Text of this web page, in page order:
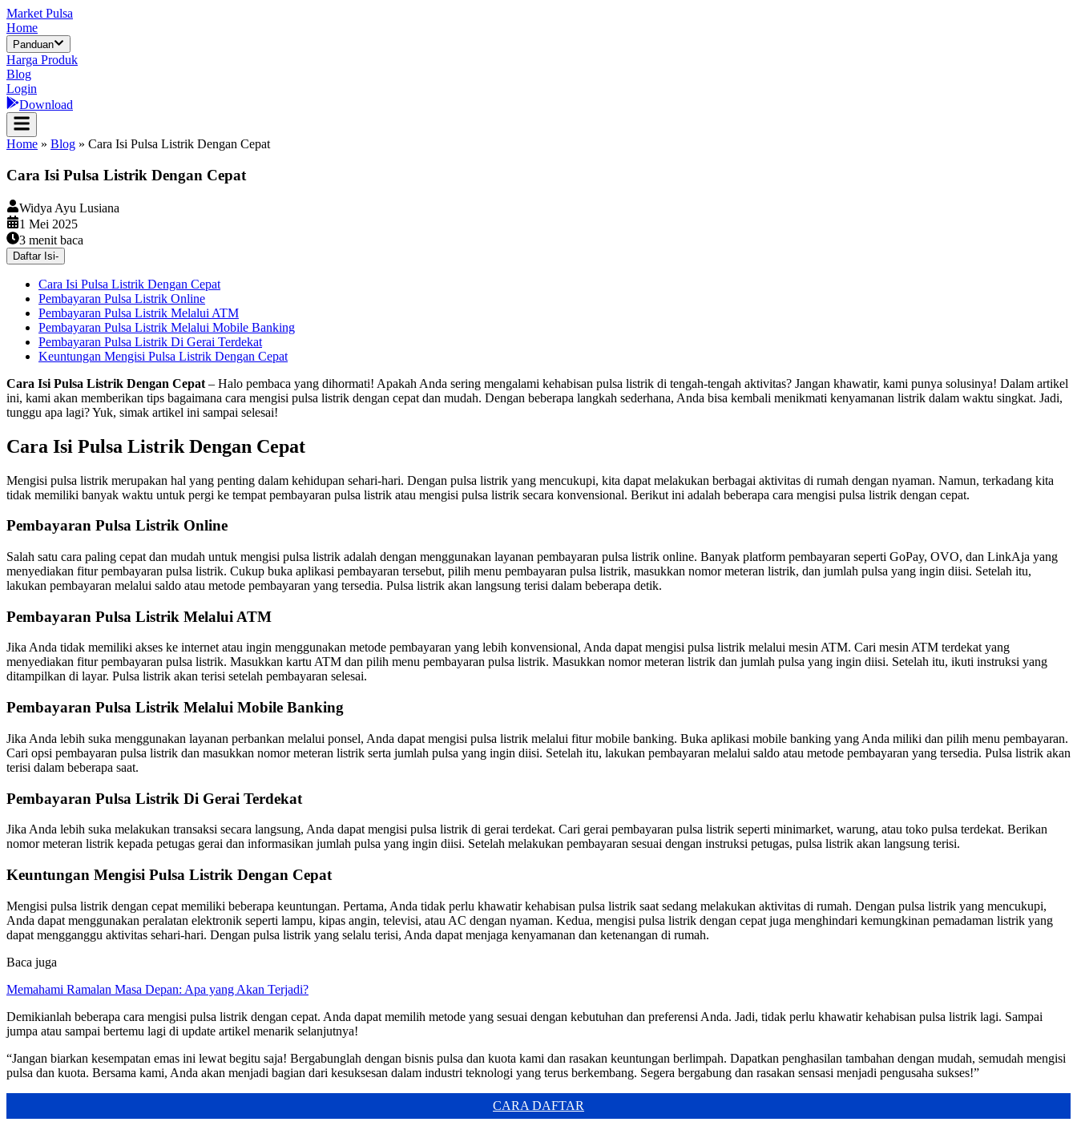
Market Pulsa
Home
Panduan
Harga Produk
Blog
Login
Download
Home » Blog » Cara Isi Pulsa Listrik Dengan Cepat
Cara Isi Pulsa Listrik Dengan Cepat
Widya Ayu Lusiana
1 Mei 2025
3 menit baca
Daftar Isi-
Cara Isi Pulsa Listrik Dengan Cepat
Pembayaran Pulsa Listrik Online
Pembayaran Pulsa Listrik Melalui ATM
Pembayaran Pulsa Listrik Melalui Mobile Banking
Pembayaran Pulsa Listrik Di Gerai Terdekat
Keuntungan Mengisi Pulsa Listrik Dengan Cepat
Cara Isi Pulsa Listrik Dengan Cepat – Halo pembaca yang dihormati! Apakah Anda sering mengalami kehabisan pulsa listrik di tengah-tengah aktivitas? Jangan khawatir, kami punya solusinya! Dalam artikel
ini, kami akan memberikan tips bagaimana cara mengisi pulsa listrik dengan cepat dan mudah. Dengan beberapa langkah sederhana, Anda bisa kembali menikmati kenyamanan listrik dalam waktu singkat. Jadi,
tunggu apa lagi? Yuk, simak artikel ini sampai selesai!
Cara Isi Pulsa Listrik Dengan Cepat
Mengisi pulsa listrik merupakan hal yang penting dalam kehidupan sehari-hari. Dengan pulsa listrik yang mencukupi, kita dapat melakukan berbagai aktivitas di rumah dengan nyaman. Namun, terkadang kita
tidak memiliki banyak waktu untuk pergi ke tempat pembayaran pulsa listrik atau mengisi pulsa listrik secara konvensional. Berikut ini adalah beberapa cara mengisi pulsa listrik dengan cepat.
Pembayaran Pulsa Listrik Online
Salah satu cara paling cepat dan mudah untuk mengisi pulsa listrik adalah dengan menggunakan layanan pembayaran pulsa listrik online. Banyak platform pembayaran seperti GoPay, OVO, dan LinkAja yang
menyediakan fitur pembayaran pulsa listrik. Cukup buka aplikasi pembayaran tersebut, pilih menu pembayaran pulsa listrik, masukkan nomor meteran listrik, dan jumlah pulsa yang ingin diisi. Setelah itu,
lakukan pembayaran melalui saldo atau metode pembayaran yang tersedia. Pulsa listrik akan langsung terisi dalam beberapa detik.
Pembayaran Pulsa Listrik Melalui ATM
Jika Anda tidak memiliki akses ke internet atau ingin menggunakan metode pembayaran yang lebih konvensional, Anda dapat mengisi pulsa listrik melalui mesin ATM. Cari mesin ATM terdekat yang
menyediakan fitur pembayaran pulsa listrik. Masukkan kartu ATM dan pilih menu pembayaran pulsa listrik. Masukkan nomor meteran listrik dan jumlah pulsa yang ingin diisi. Setelah itu, ikuti instruksi yang
ditampilkan di layar. Pulsa listrik akan terisi setelah pembayaran selesai.
Pembayaran Pulsa Listrik Melalui Mobile Banking
Jika Anda lebih suka menggunakan layanan perbankan melalui ponsel, Anda dapat mengisi pulsa listrik melalui fitur mobile banking. Buka aplikasi mobile banking yang Anda miliki dan pilih menu pembayaran.
Cari opsi pembayaran pulsa listrik dan masukkan nomor meteran listrik serta jumlah pulsa yang ingin diisi. Setelah itu, lakukan pembayaran melalui saldo atau metode pembayaran yang tersedia. Pulsa listrik akan
terisi dalam beberapa saat.
Pembayaran Pulsa Listrik Di Gerai Terdekat
Jika Anda lebih suka melakukan transaksi secara langsung, Anda dapat mengisi pulsa listrik di gerai terdekat. Cari gerai pembayaran pulsa listrik seperti minimarket, warung, atau toko pulsa terdekat. Berikan
nomor meteran listrik kepada petugas gerai dan informasikan jumlah pulsa yang ingin diisi. Setelah melakukan pembayaran sesuai dengan instruksi petugas, pulsa listrik akan langsung terisi.
Keuntungan Mengisi Pulsa Listrik Dengan Cepat
Mengisi pulsa listrik dengan cepat memiliki beberapa keuntungan. Pertama, Anda tidak perlu khawatir kehabisan pulsa listrik saat sedang melakukan aktivitas di rumah. Dengan pulsa listrik yang mencukupi,
Anda dapat menggunakan peralatan elektronik seperti lampu, kipas angin, televisi, atau AC dengan nyaman. Kedua, mengisi pulsa listrik dengan cepat juga menghindari kemungkinan pemadaman listrik yang
dapat mengganggu aktivitas sehari-hari. Dengan pulsa listrik yang selalu terisi, Anda dapat menjaga kenyamanan dan ketenangan di rumah.
Baca juga
Memahami Ramalan Masa Depan: Apa yang Akan Terjadi?
Demikianlah beberapa cara mengisi pulsa listrik dengan cepat. Anda dapat memilih metode yang sesuai dengan kebutuhan dan preferensi Anda. Jadi, tidak perlu khawatir kehabisan pulsa listrik lagi. Sampai
jumpa atau sampai bertemu lagi di update artikel menarik selanjutnya!
“Jangan biarkan kesempatan emas ini lewat begitu saja! Bergabunglah dengan bisnis pulsa dan kuota kami dan rasakan keuntungan berlimpah. Dapatkan penghasilan tambahan dengan mudah, semudah mengisi
pulsa dan kuota. Bersama kami, Anda akan menjadi bagian dari kesuksesan dalam industri teknologi yang terus berkembang. Segera bergabung dan rasakan sensasi menjadi pengusaha sukses!”
CARA DAFTAR